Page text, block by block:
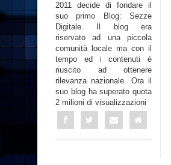
2011 decide di fondare il
suo primo Blog: Sezze
Digitale. Il blog era
riservato ad una piccola
comunità locale ma con il
tempo ed i contenuti è
riuscito ad ottenere
rilevanza nazionale. Ora il
suo blog ha superato quota
2 milioni di visualizzazioni